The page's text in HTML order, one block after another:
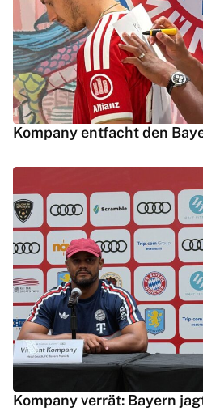
Kompany entfacht den
Kompany verrät: Bayern